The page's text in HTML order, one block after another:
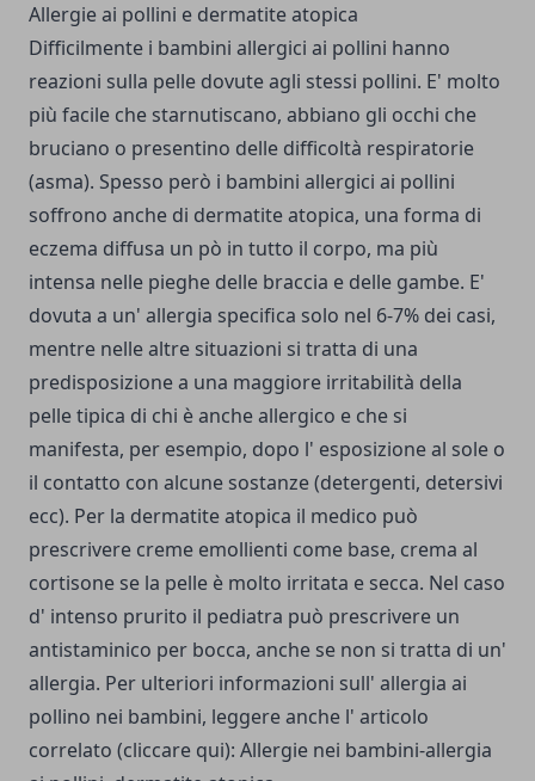
Allergie ai pollini e dermatite atopica
Difficilmente i bambini allergici ai pollini hanno
reazioni sulla pelle dovute agli stessi pollini. E' molto
più facile che starnutiscano, abbiano gli occhi che
bruciano o presentino delle difficoltà respiratorie
(asma). Spesso però i bambini allergici ai pollini
soffrono anche di dermatite atopica, una forma di
eczema diffusa un pò in tutto il corpo, ma più
intensa nelle pieghe delle braccia e delle gambe. E'
dovuta a un' allergia specifica solo nel 6-7% dei casi,
mentre nelle altre situazioni si tratta di una
predisposizione a una maggiore irritabilità della
pelle tipica di chi è anche allergico e che si
manifesta, per esempio, dopo l' esposizione al sole o
il contatto con alcune sostanze (detergenti, detersivi
ecc). Per la dermatite atopica il medico può
prescrivere creme emollienti come base, crema al
cortisone se la pelle è molto irritata e secca. Nel caso
d' intenso prurito il pediatra può prescrivere un
antistaminico per bocca, anche se non si tratta di un'
allergia. Per ulteriori informazioni sull' allergia ai
pollino nei bambini, leggere anche l' articolo
correlato (cliccare qui): Allergie nei bambini-allergia